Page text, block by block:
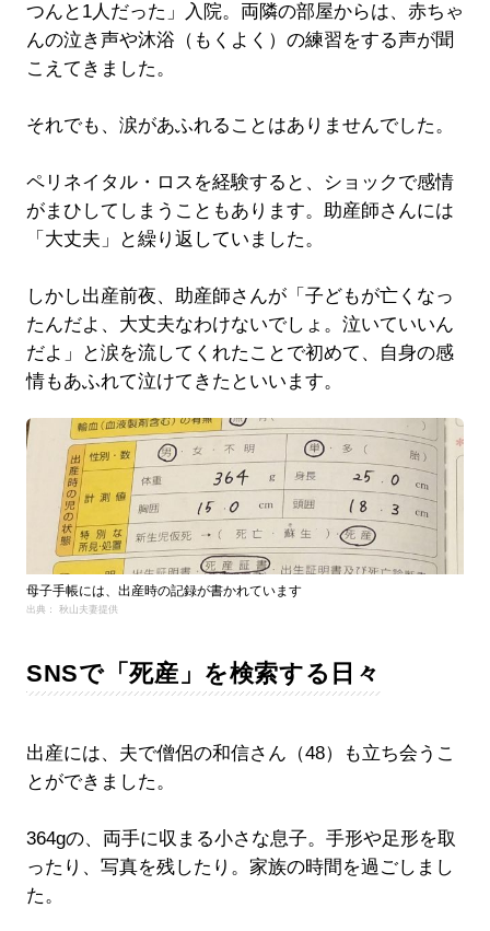
つんと1人だった」入院。両隣の部屋からは、赤ちゃ
んの泣き声や沐浴（もくよく）の練習をする声が聞
こえてきました。
それでも、涙があふれることはありませんでした。
ペリネイタル・ロスを経験すると、ショックで感情
がまひしてしまうこともあります。助産師さんには
「大丈夫」と繰り返していました。
しかし出産前夜、助産師さんが「子どもが亡くなっ
たんだよ、大丈夫なわけないでしょ。泣いていいん
だよ」と涙を流してくれたことで初めて、自身の感
情もあふれて泣けてきたといいます。
母子手帳には、出産時の記録が書かれています
出典： 秋山夫妻提供
SNSで「死産」を検索する日々
出産には、夫で僧侶の和信さん（48）も立ち会うこ
とができました。
364gの、両手に収まる小さな息子。手形や足形を取
ったり、写真を残したり。家族の時間を過ごしまし
た。